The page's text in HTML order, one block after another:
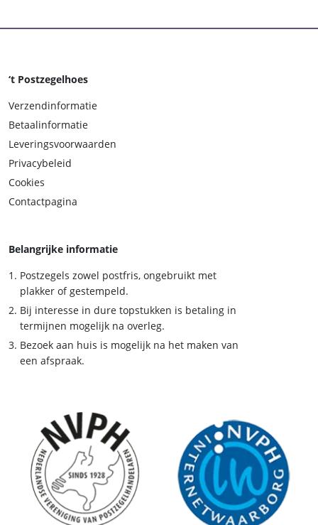
‘t Postzegelhoes
Verzendinformatie
Betaalinformatie
Leveringsvoorwaarden
Privacybeleid
Cookies
Contactpagina
Belangrijke informatie
Postzegels zowel postfris, ongebruikt met
plakker of gestempeld.
Bij interesse in dure topstukken is betaling in
termijnen mogelijk na overleg.
Bezoek aan huis is mogelijk na het maken van
een afspraak.